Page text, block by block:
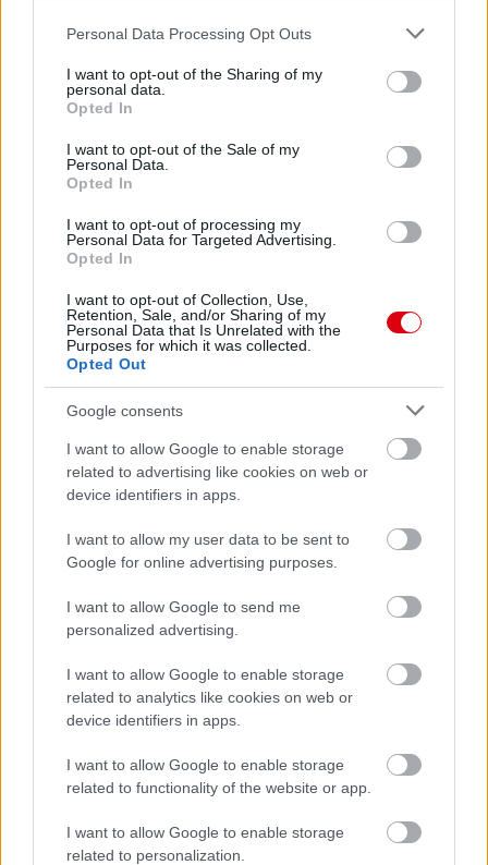
Please note that this website/app uses one or more Google
not limited to your visit or usage behaviour. You may click to
grant or deny consent to Google and its third-party tags to
use your data for below specified purposes in below Google
consent section.
Personal Data Processing Opt Outs
I want to opt-out of the Sharing of my
personal data.
Opted In
I want to opt-out of the Sale of my
Personal Data.
Opted In
I want to opt-out of processing my
Personal Data for Targeted Advertising.
Opted In
I want to opt-out of Collection, Use,
Retention, Sale, and/or Sharing of my
Personal Data that Is Unrelated with the
Purposes for which it was collected.
Opted Out
Google consents
I want to allow Google to enable storage
related to advertising like cookies on web or
device identifiers in apps.
I want to allow my user data to be sent to
Google for online advertising purposes.
I want to allow Google to send me
personalized advertising.
I want to allow Google to enable storage
related to analytics like cookies on web or
device identifiers in apps.
I want to allow Google to enable storage
related to functionality of the website or app.
I want to allow Google to enable storage
related to personalization.
Meccs Center
Paris Saint-Germain
Manchester United
Felkészülési szezon 4. mérkőzés
Nya Ullevi, Göteborg
2026-08-08 17:00
AC MilanvsManchester United2026-08-15 18:00
ELŐZŐ MÉRKŐZÉSEK
Támogatás
Támogasd adományoddal
a ManUtdFanatics.hu működését!